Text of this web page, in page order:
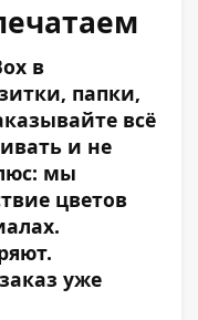
в
папки,
всё
и не
мы
цветов
уже